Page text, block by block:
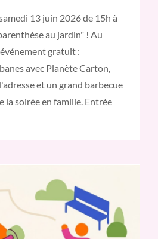
13 juin 2026 de 15h à
au jardin" ! Au
gratuit :
avec Planète Carton,
et un grand barbecue
la soirée en famille. Entrée